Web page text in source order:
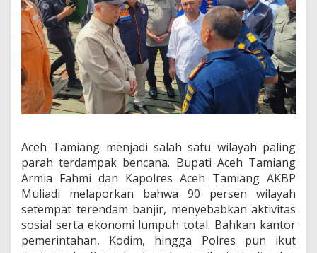
n
t
o
r
b
a
a
n
j
i
r
B
a
n
d
Aceh Tamiang menjadi salah satu wilayah paling
parah terdampak bencana. Bupati Aceh Tamiang
Armia Fahmi dan Kapolres Aceh Tamiang AKBP
Muliadi melaporkan bahwa 90 persen wilayah
setempat terendam banjir, menyebabkan aktivitas
sosial serta ekonomi lumpuh total. Bahkan kantor
pemerintahan, Kodim, hingga Polres pun ikut